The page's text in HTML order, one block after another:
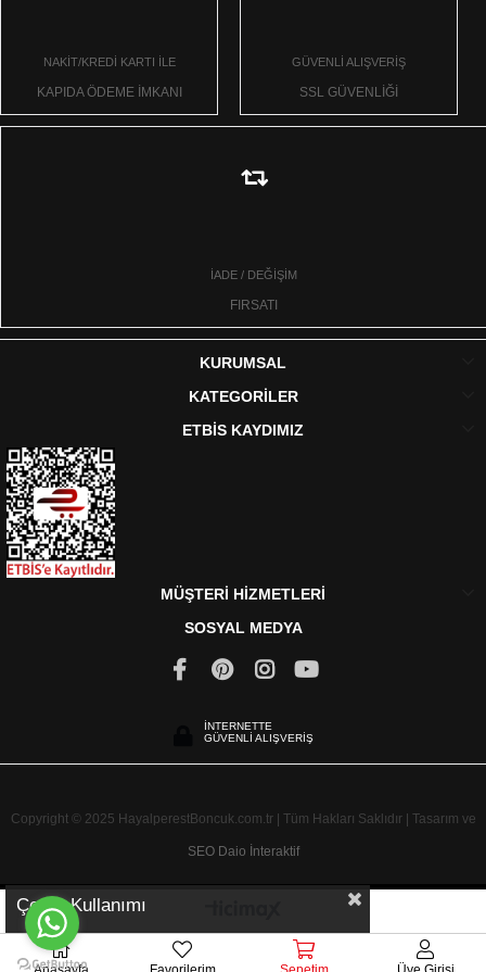
NAKİT/KREDİ KARTI İLE
KAPIDA ÖDEME İMKANI
GÜVENLİ ALIŞVERİŞ
SSL GÜVENLİĞİ
İADE / DEĞİŞİM
FIRSATI
KURUMSAL
KATEGORİLER
ETBİS KAYDIMIZ
MÜŞTERİ HİZMETLERİ
SOSYAL MEDYA
İNTERNETTE
GÜVENLİ ALIŞVERİŞ
Copyright © 2025 HayalperestBoncuk.com.tr | Tüm Hakları Saklıdır | Tasarım ve
SEO Daio İnteraktif
Çerez Kullanımı